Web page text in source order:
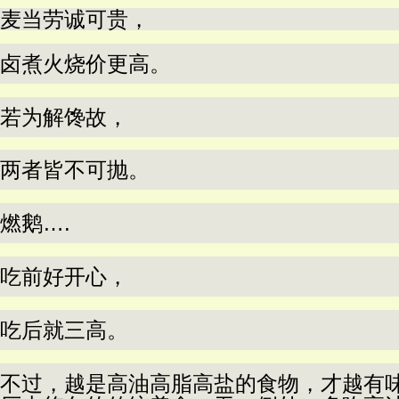
麦当劳诚可贵，
卤煮火烧价更高。
若为解馋故，
两者皆不可抛。
燃鹅….
吃前好开心，
吃后就三高。
不过，越是高油高脂高盐的食物，才越有